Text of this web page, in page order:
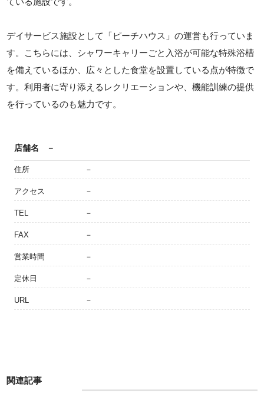
デイサービス施設として「ピーチハウス」の運営も行っていま
す。こちらには、シャワーキャリーごと入浴が可能な特殊浴槽
を備えているほか、広々とした食堂を設置している点が特徴で
す。利用者に寄り添えるレクリエーションや、機能訓練の提供
を行っているのも魅力です。
店舗名 －
住所 －
アクセス －
TEL －
FAX －
営業時間 －
定休日 －
URL －
関連記事